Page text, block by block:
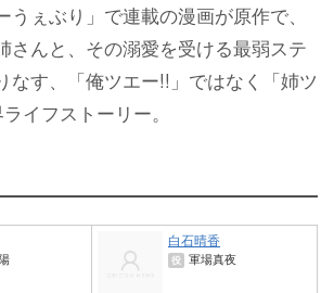
ぇぶり」で連載の漫画が原作で、
さんと、その溺愛を受ける最弱ステ
なす、「俺ツエー!!」ではなく「姉ツ
イフストーリー。
白石晴香
役 軍場真夜